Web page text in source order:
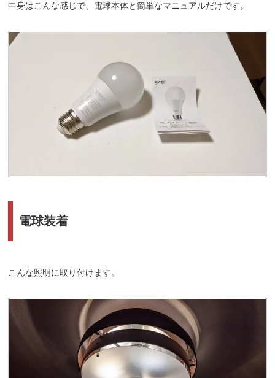
中身はこんな感じで、電球本体と簡単なマニュアルだけです。
電球装着
こんな照明に取り付けます。